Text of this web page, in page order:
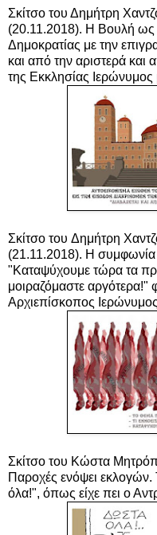
Σκίτσο του Δημήτρη
(20.11.2018). Η Βουλή ως
Δημοκρατίας με την
και από την αριστερά και
της Εκκλησίας Ιερώνυμος
Σκίτσο του Δημήτρη
(21.11.2018). Η συμφωνία
"Καταψύχουμε τώρα τα
μοιραζόμαστε αργότερα!"
Αρχιεπίσκοπος
Σκίτσο του Κώστα
Παροχές ενόψει
όλα!", όπως είχε πει ο